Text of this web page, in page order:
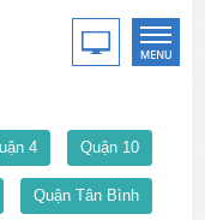
4 Quận 10
Quận Tân Bình